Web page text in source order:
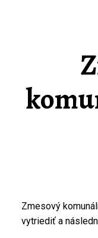
Zmesový
vytriediť a